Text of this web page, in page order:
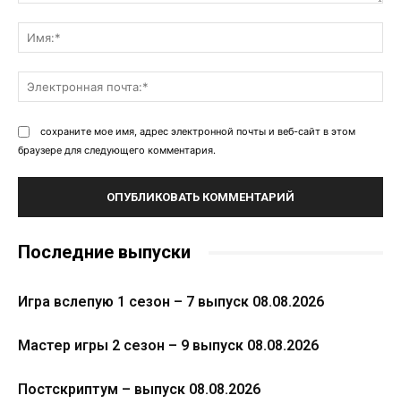
сохраните мое имя, адрес электронной почты и веб-сайт в этом
браузере для следующего комментария.
Последние выпуски
Игра вслепую 1 сезон – 7 выпуск 08.08.2026
Мастер игры 2 сезон – 9 выпуск 08.08.2026
Постскриптум – выпуск 08.08.2026